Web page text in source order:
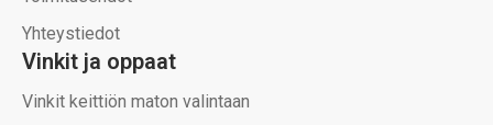
Yhteystiedot
Vinkit ja oppaat
Vinkit keittiön maton valintaan